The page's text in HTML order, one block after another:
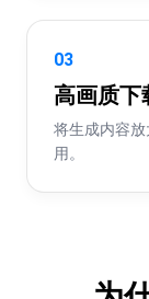
03
高画质下
将生成内容
用。